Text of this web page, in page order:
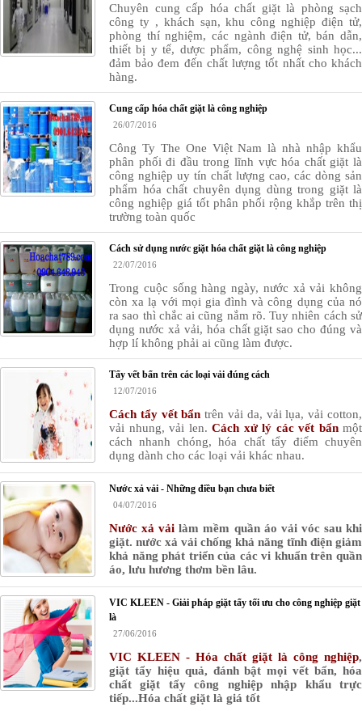
Chuyên cung cấp hóa chất giặt là phòng sạch
công ty , khách sạn, khu công nghiệp điện tử,
phòng thí nghiệm, các ngành điện tử, bán dẫn,
thiết bị y tế, dược phẩm, công nghệ sinh học...
đảm bảo đem đến chất lượng tốt nhất cho khách
hàng.
Cung cấp hóa chất giặt là công nghiệp
26/07/2016
Công Ty The One Việt Nam là nhà nhập khẩu
phân phối đi đầu trong lĩnh vực hóa chất giặt là
công nghiệp uy tín chất lượng cao, các dòng sản
phẩm hóa chất chuyên dụng dùng trong giặt là
công nghiệp giá tốt phân phối rộng khắp trên thị
trường toàn quốc
Cách sử dụng nước giặt hóa chất giặt là công nghiệp
22/07/2016
Trong cuộc sống hàng ngày, nước xả vải không
còn xa lạ với mọi gia đình và công dụng của nó
ra sao thì chắc ai cũng nắm rõ. Tuy nhiên cách sử
dụng nước xả vải, hóa chất giặt sao cho đúng và
hợp lí không phải ai cũng làm được.
Tẩy vết bẩn trên các loại vải đúng cách
12/07/2016
Cách tẩy vết bẩntrên vải da, vải lụa, vải cotton,
vải nhung, vải len. Cách xử lý các vết bẩnmột
cách nhanh chóng, hóa chất tẩy điểm chuyên
dụng dành cho các loại vải khác nhau.
Nước xả vải - Những điều bạn chưa biết
04/07/2016
Nước xả vảilàm mềm quần áo vải vóc sau khi
giặt. nước xả vải chống khả năng tĩnh điện giảm
khả năng phát triển của các vi khuẩn trên quần
áo, lưu hương thơm bền lâu.
VIC KLEEN - Giải pháp giặt tẩy tối ưu cho công nghiệp giặt
là
27/06/2016
VIC KLEEN - Hóa chất giặt là công nghiệp,
giặt tẩy hiệu quả, đánh bật mọi vết bẩn, hóa
chất giặt tẩy công nghiệp nhập khẩu trực
tiếp...Hóa chất giặt là giá tốt